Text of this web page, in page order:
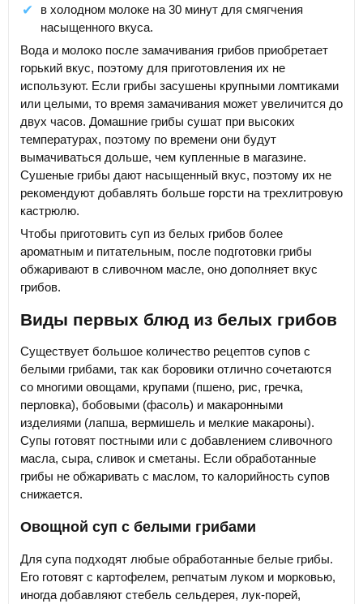
в холодном молоке на 30 минут для смягчения
насыщенного вкуса.
Вода и молоко после замачивания грибов приобретает
горький вкус, поэтому для приготовления их не
используют. Если грибы засушены крупными ломтиками
или целыми, то время замачивания может увеличится до
двух часов. Домашние грибы сушат при высоких
температурах, поэтому по времени они будут
вымачиваться дольше, чем купленные в магазине.
Сушеные грибы дают насыщенный вкус, поэтому их не
рекомендуют добавлять больше горсти на трехлитровую
кастрюлю.
Чтобы приготовить суп из белых грибов более
ароматным и питательным, после подготовки грибы
обжаривают в сливочном масле, оно дополняет вкус
грибов.
Виды первых блюд из белых грибов
Существует большое количество рецептов супов с
белыми грибами, так как боровики отлично сочетаются
со многими овощами, крупами (пшено, рис, гречка,
перловка), бобовыми (фасоль) и макаронными
изделиями (лапша, вермишель и мелкие макароны).
Супы готовят постными или с добавлением сливочного
масла, сыра, сливок и сметаны. Если обработанные
грибы не обжаривать с маслом, то калорийность супов
снижается.
Овощной суп с белыми грибами
Для супа подходят любые обработанные белые грибы.
Его готовят с картофелем, репчатым луком и морковью,
иногда добавляют стебель сельдерея, лук-порей,